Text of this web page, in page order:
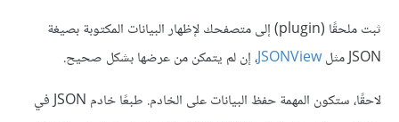
ثبت ملحقًا (plugin) إلى متصفحك لإظهار البيانات المكتوبة بصيغة
JSON مثل
JSONView، إن لم يتمكن من عرضها بشكل صحيح.
لاحقًا، ستكون المهمة حفظ البيانات على الخادم. طبعًا خادم JSON في